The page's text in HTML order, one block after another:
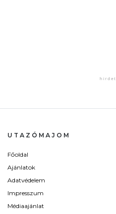
UTAZÓMAJOM
Főoldal
Ajánlatok
Adatvédelem
Impresszum
Médiaajánlat